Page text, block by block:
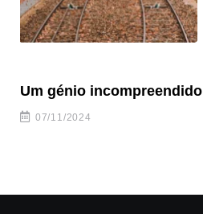
Um génio incompreendido
07/11/2024